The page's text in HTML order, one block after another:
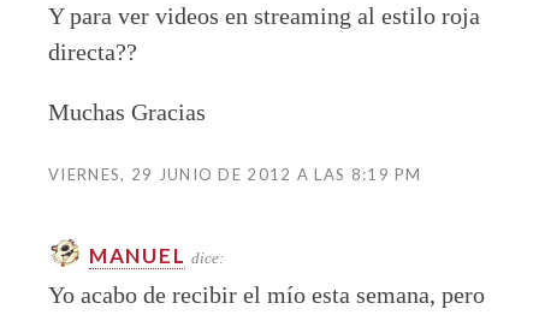
Y para ver videos en streaming al estilo roja
directa??
Muchas Gracias
VIERNES, 29 JUNIO DE 2012 A LAS 8:19 PM
MANUEL dice:
Yo acabo de recibir el mío esta semana, pero